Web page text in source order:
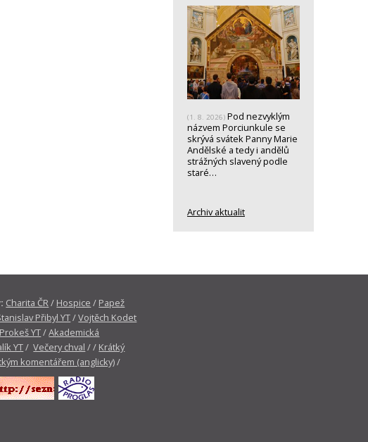
(1. 8. 2026) Pod nezvyklým
názvem Porciunkule se
skrývá svátek Panny Marie
Andělské a tedy i andělů
strážných slavený podle
staré…
Archiv aktualit
Charita ČR/ Hospice / Papež
Přibyl YT/Vojtěch Kodet
YT/Akademická
YT/Večery chval / / Krátký
komentářem (anglicky)/